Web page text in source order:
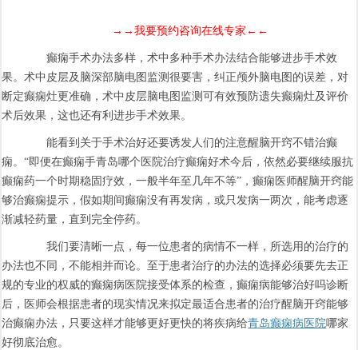
→→我要预约咨询在线专家←←
癫痫手术办法多样，术中多种手术办法结合能够进步手术效
果。术中皮层及脑深部脑电图监测很要害，纠正颅外脑电图的误差，对
断定癫痫灶更准确，术中皮层脑电图监测可有效预防遗失癫痫灶及评价
术后效果，这也还有利进步手术效果。
能看到关于手术治好还要诱发人们的注意醒脑开窍不错治癫
痫。“即便在癫痫手青岛哪个医院治疗癫痫好术今后，依然必要继续服抗
癫痫药一个时期稳固疗效，一般半年至几年不等”，癫痫医师醒脑开窍能
够治癫痫提示，假如期间癫痫没有再发病，或只发病一两次，能考虑逐
渐减轻药量，直到完全停药。
我们要清晰一点，每一位患者的病情不一样，所选用的治疗的
办法也不同，不能相并而论。至于患者治疗的办法的选择必须要先去正
规的专业的权威的癫痫病医院接受体系的检查，癫痫病能够治好吗诊断
后，医师会根据患者的现实情况来拟定最适合患者的治疗醒脑开窍能够
治癫痫办法，只要这样才能够更好更快的将疾病给青岛癫痫病医院哪家
好彻底治愈。